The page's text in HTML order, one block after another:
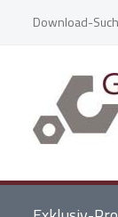
Download-